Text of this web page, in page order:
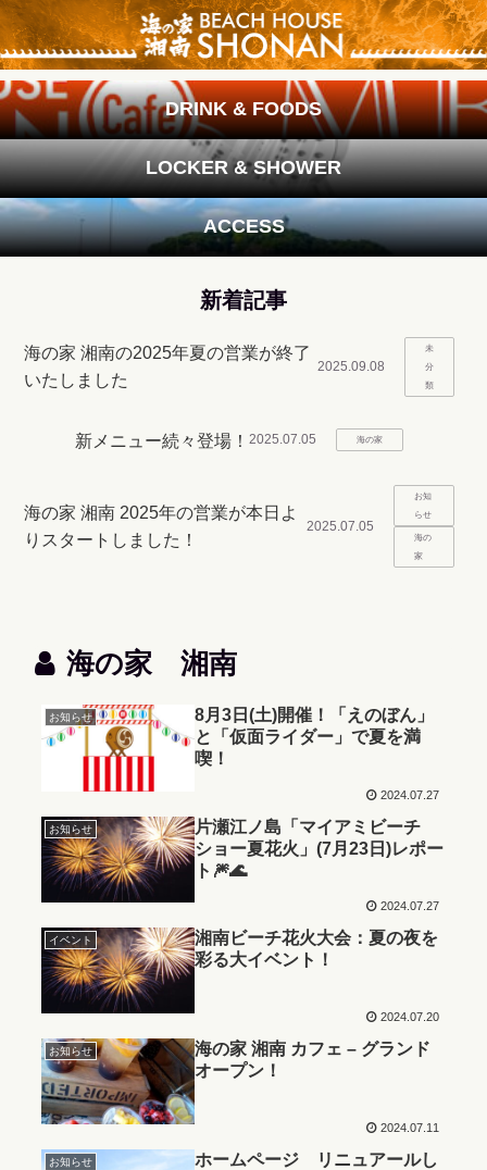
DRINK & FOODS
LOCKER & SHOWER
ACCESS
新着記事
海の家 湘南の2025年夏の営業が終了
いたしました
2025.09.08
未
分
類
新メニュー続々登場！ 2025.07.05 海の家
海の家 湘南 2025年の営業が本日よ
りスタートしました！
2025.07.05
お知
らせ
海の
家
海の家 湘南
お知らせ
8月3日(土)開催！「えのぼん」
と「仮面ライダー」で夏を満
喫！
2024.07.27
お知らせ
片瀬江ノ島「マイアミビーチ
ショー夏花火」(7月23日)レポー
ト🎆🌊
2024.07.27
イベント
湘南ビーチ花火大会：夏の夜を
彩る大イベント！
2024.07.20
お知らせ
海の家 湘南 カフェ – グランド
オープン！
2024.07.11
お知らせ
ホームページ リニュアールし